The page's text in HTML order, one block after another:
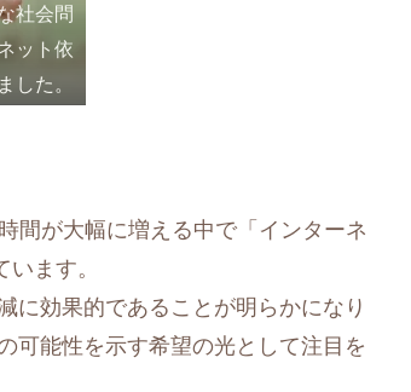
社会問
ット依
した。
間が大幅に増える中で「インターネ
ます。
に効果的であることが明らかになり
可能性を示す希望の光として注目を